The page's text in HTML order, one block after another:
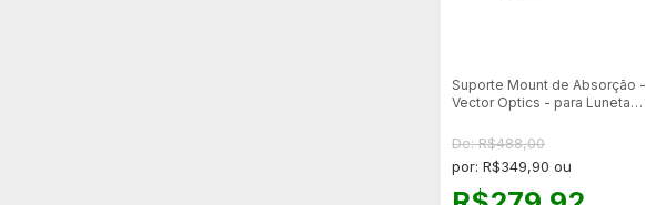
Suporte Mount de Absorção -
Vector Optics - para Lunetas
De: R$488,00
por: R$349,90 ou